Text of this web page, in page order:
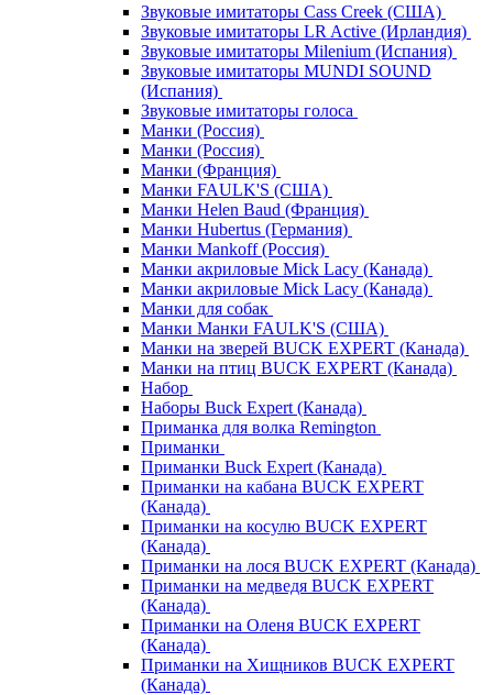
Звуковые имитаторы Cass Creek (США)
Звуковые имитаторы LR Active (Ирландия)
Звуковые имитаторы Milenium (Испания)
Звуковые имитаторы MUNDI SOUND
(Испания)
Звуковые имитаторы голоса
Манки (Россия)
Манки (Россия)
Манки (Франция)
Манки FAULK'S (США)
Манки Helen Baud (Франция)
Манки Hubertus (Германия)
Манки Mankoff (Россия)
Манки акриловые Mick Lacy (Канада)
Манки акриловые Mick Lacy (Канада)
Манки для собак
Манки Манки FAULK'S (США)
Манки на зверей BUCK EXPERT (Канада)
Манки на птиц BUCK EXPERT (Канада)
Набор
Наборы Buck Expert (Канада)
Приманка для волка Remington
Приманки
Приманки Buck Expert (Канада)
Приманки на кабана BUCK EXPERT
(Канада)
Приманки на косулю BUCK EXPERT
(Канада)
Приманки на лося BUCK EXPERT (Канада)
Приманки на медведя BUCK EXPERT
(Канада)
Приманки на Оленя BUCK EXPERT
(Канада)
Приманки на Хищников BUCK EXPERT
(Канада)